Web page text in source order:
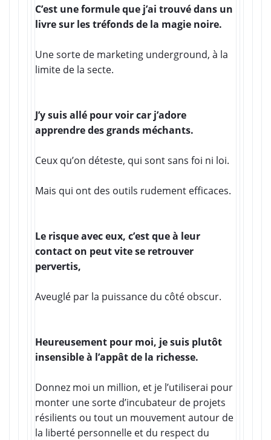
C’est une formule que j’ai trouvé dans un
livre sur les tréfonds de la magie noire.
Une sorte de marketing underground, à la
limite de la secte.
J’y suis allé pour voir car j’adore
apprendre des grands méchants.
Ceux qu’on déteste, qui sont sans foi ni loi.
Mais qui ont des outils rudement efficaces.
Le risque avec eux, c’est que à leur
contact on peut vite se retrouver
pervertis,
Aveuglé par la puissance du côté obscur.
Heureusement pour moi, je suis plutôt
insensible à l’appât de la richesse.
Donnez moi un million, et je l’utiliserai pour
monter une sorte d’incubateur de projets
résilients ou tout un mouvement autour de
la liberté personnelle et du respect du